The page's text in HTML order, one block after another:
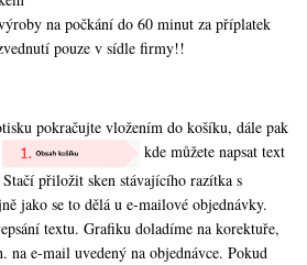
na počkání do 60 minut za příplatek
pouze v sídle firmy!!
pokračujte vložením do košíku, dále pak
kde můžete napsat text
přiložit sken stávajícího razítka s
jako se to dělá u e-mailové objednávky.
textu. Grafiku doladíme na korektuře,
na e-mail uvedený na objednávce. Pokud